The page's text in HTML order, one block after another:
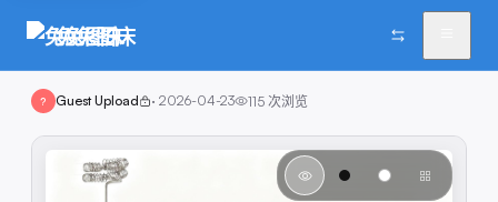
兔兔图床
? Guest Upload · 2026-04-23 115 次浏览